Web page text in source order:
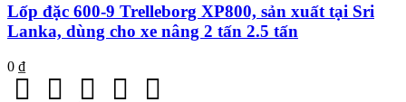
Lốp đặc 600-9 Trelleborg XP800, sản xuất tại Sri
Lanka, dùng cho xe nâng 2 tấn 2.5 tấn
0 ₫